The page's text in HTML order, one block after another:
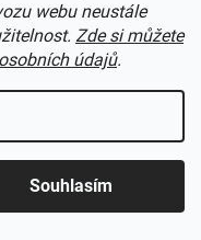
webu neustále
Zde si můžete
údajů.
Souhlasím
/ CAT-8